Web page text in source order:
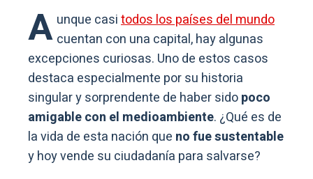
A unque casitodos los países del mundo
cuentan con una capital, hay algunas
excepciones curiosas. Uno de estos casos
destaca especialmente por su historia
singular y sorprendente de haber sidopoco
amigable con el medioambiente. ¿Qué es de
la vida de esta nación que no fue sustentable
y hoy vende su ciudadanía para salvarse?